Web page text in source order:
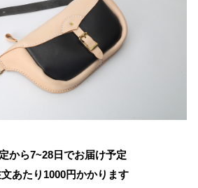
から7~28日でお届け予定
あたり 1000円かかります